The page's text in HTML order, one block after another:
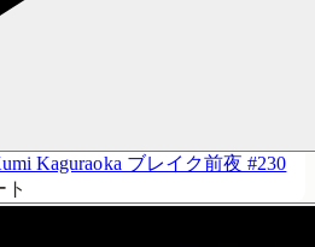
Kaguraoka ブレイク前夜 #230